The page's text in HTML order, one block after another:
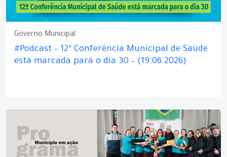
Governo Municipal
#Podcast – 12ª Conferência Municipal de Saúde
está marcada para o dia 30 – (19.06.2026)